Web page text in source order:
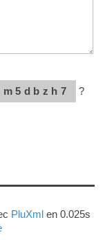
m5dbzh7 ?
PluXmlen 0.025s